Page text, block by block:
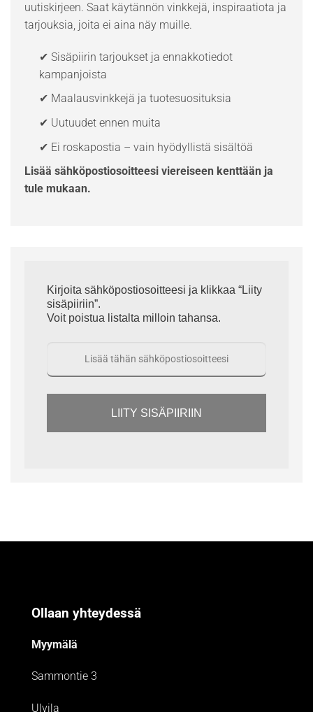
uutiskirjeen. Saat käytännön vinkkejä, inspiraatiota ja
tarjouksia, joita ei aina näy muille.
✔ Sisäpiirin tarjoukset ja ennakkotiedot
kampanjoista
✔ Maalausvinkkejä ja tuotesuosituksia
✔ Uutuudet ennen muita
✔ Ei roskapostia – vain hyödyllistä sisältöä
Lisää sähköpostiosoitteesi viereiseen kenttään ja
tule mukaan.
Kirjoita sähköpostiosoitteesi ja klikkaa “Liity
sisäpiiriin”.
Voit poistua listalta milloin tahansa.
LIITY SISÄPIIRIIN
Ollaan yhteydessä
Myymälä
Sammontie 3
Ulvila